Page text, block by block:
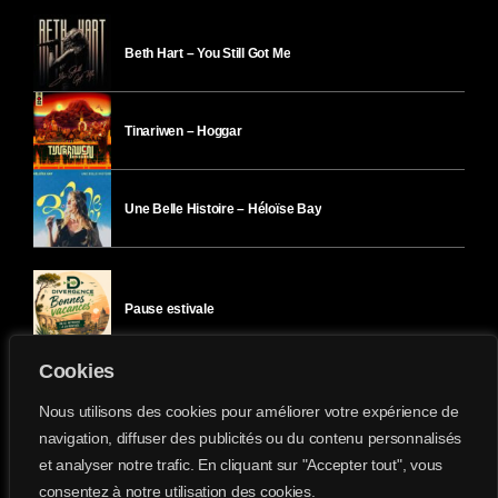
Cookies
Nous utilisons des cookies pour améliorer votre expérience de
navigation, diffuser des publicités ou du contenu personnalisés
et analyser notre trafic. En cliquant sur "Accepter tout", vous
consentez à notre utilisation des cookies.
Beth Hart – You Still Got Me
Tinariwen – Hoggar
Une Belle Histoire – Héloïse Bay
Pause estivale
Ici l’Ombre – mardi 28 juillet